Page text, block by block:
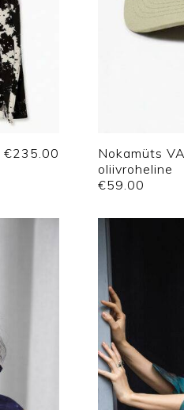
€235.00
Nokamüts
oliivroheline
€59.00